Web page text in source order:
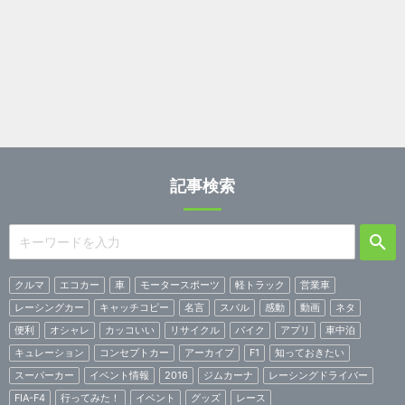
記事検索
クルマ エコカー 車 モータースポーツ 軽トラック
営業車
レーシングカー
キャッチコピー 名言 スバル 感動 動画
ネタ
便利
オシャレ カッコいい リサイクル バイク アプリ
車中泊
キュレーション
コンセプトカー アーカイブ F1
知っておきたい
スーパーカー
イベント情報 2016 ジムカーナ
レーシングドライバー
FIA-F4
行ってみた！ イベント グッズ レース